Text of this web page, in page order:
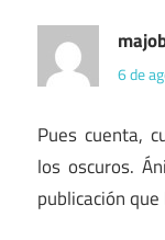
6 de
Pues cuenta,
los oscuros.
publicación